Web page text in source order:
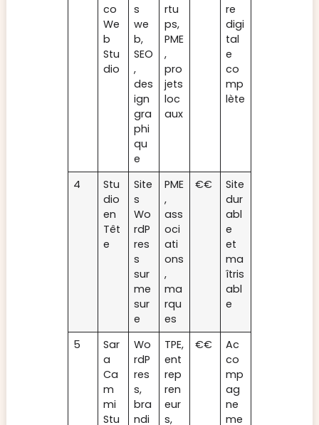
co
We
b
Stu
dio
s
we
b,
SEO
,
des
ign
gra
phi
qu
e
rtu
ps,
PME
,
pro
jets
loc
aux
re
digi
tal
e
co
mp
lète
4
Stu
dio
en
Têt
e
Site
s
Wo
rdP
res
s
sur
me
sur
e
PME
,
ass
oci
ati
ons
,
ma
rqu
es
€€
Site
dur
abl
e
et
ma
îtris
abl
e
5
Sar
a
Ca
m
mi
Stu
Wo
rdP
res
s,
bra
ndi
TPE,
ent
rep
ren
eur
s,
€€
Ac
co
mp
ag
ne
me